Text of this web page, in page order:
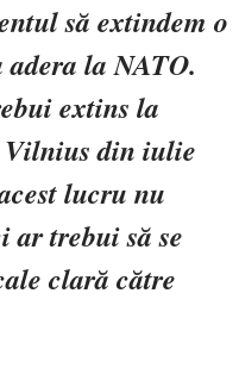
să extindem o
la NATO.
extins la
din iulie
lucru nu
ar trebui să se
clară către